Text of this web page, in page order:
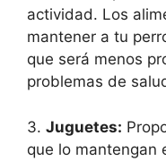
actividad. Los
mantener a tu
que será menos
problemas de
3. Juguetes:
que lo mantengan